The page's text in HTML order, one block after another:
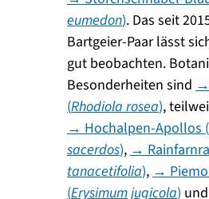
eumedon). Das seit
Bartgeier-Paar lässt
gut beobachten.
Besonderheiten sind →
(Rhodiola rosea),
→ Hochalpen-Apollos (
sacerdos),→
tanacetifolia),→
(Erysimum jugicola)